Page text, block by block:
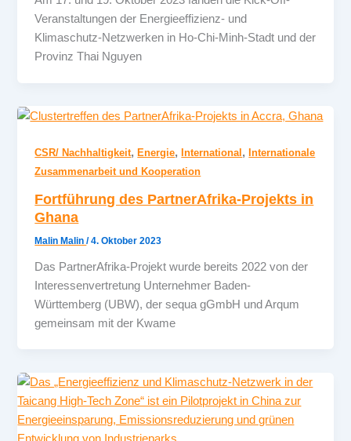
Veranstaltungen der Energieeffizienz- und
Klimaschutz-Netzwerken in Ho-Chi-Minh-Stadt und der
Provinz Thai Nguyen
CSR/ Nachhaltigkeit,Energie, International , Internationale
Zusammenarbeit und Kooperation
Fortführung des PartnerAfrika-Projekts in
Ghana
Malin Malin/4. Oktober 2023
Das PartnerAfrika-Projekt wurde bereits 2022 von der
Interessenvertretung Unternehmer Baden-
Württemberg (UBW), der sequa gGmbH und Arqum
gemeinsam mit der Kwame